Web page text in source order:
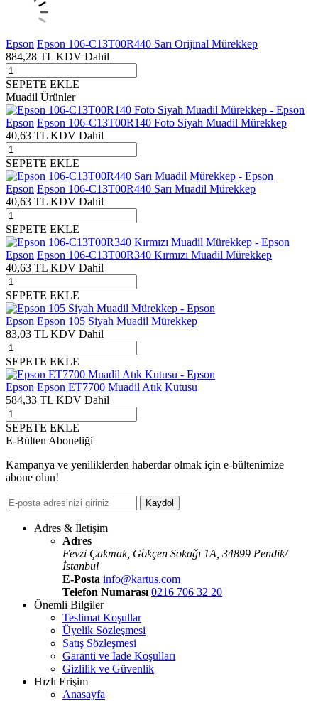
Epson Epson 106-C13T00R440 Sarı Orijinal Mürekkep
884,28 TL KDV Dahil
SEPETE EKLE
Muadil Ürünler
Epson Epson 106-C13T00R140 Foto Siyah Muadil Mürekkep
40,63 TL KDV Dahil
SEPETE EKLE
Epson Epson 106-C13T00R440 Sarı Muadil Mürekkep
40,63 TL KDV Dahil
SEPETE EKLE
Epson Epson 106-C13T00R340 Kırmızı Muadil Mürekkep
40,63 TL KDV Dahil
SEPETE EKLE
Epson Epson 105 Siyah Muadil Mürekkep
83,03 TL KDV Dahil
SEPETE EKLE
Epson Epson ET7700 Muadil Atık Kutusu
584,33 TL KDV Dahil
SEPETE EKLE
E-Bülten Aboneliği
Kampanya ve yeniliklerden haberdar olmak için e-bültenimize
abone olun!
Kaydol
Adres & İletişim
Adres
Fevzi Çakmak, Gökçen Sokaǧı 1A, 34899 Pendik/
İstanbul
E-Posta info@kartus.com
Telefon Numarası 0216 706 32 20
Önemli Bilgiler
Teslimat Koşullar
Üyelik Sözleşmesi
Satış Sözleşmesi
Garanti ve İade Koşulları
Gizlilik ve Güvenlik
Hızlı Erişim
Anasayfa